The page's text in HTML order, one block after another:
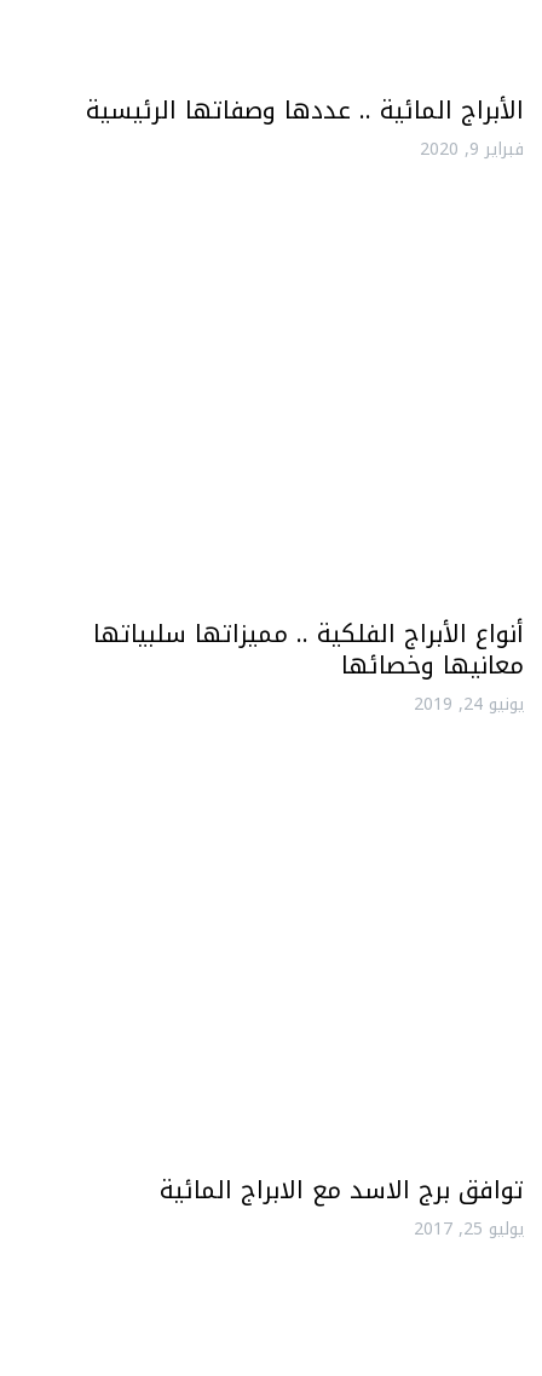
الأبراج المائية .. عددها وصفاتها الرئيسية
فبراير 9, 2020
أنواع الأبراج الفلكية .. مميزاتها سلبياتها
معانيها وخصائها
يونيو 24, 2019
توافق برج الاسد مع الابراج المائية
يوليو 25, 2017